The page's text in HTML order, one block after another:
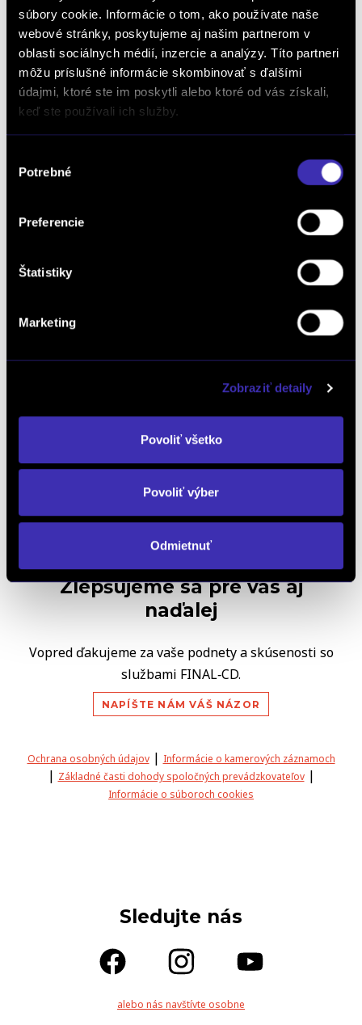
súbory cookie. Informácie o tom, ako používate naše
webové stránky, poskytujeme aj našim partnerom v
oblasti sociálnych médií, inzercie a analýzy. Títo partneri
môžu príslušné informácie skombinovať s ďalšími
údajmi, ktoré ste im poskytli alebo ktoré od vás získali,
keď ste používali ich služby.
súhlasu
Potrebné
Preferencie
Štatistiky
Marketing
Zobraziť detaily
Povoliť všetko
Povoliť výber
Odmietnuť
Dopyt na vozidlo
Výkup vozidiel
Zlepšujeme sa pre vás aj
naďalej
Vopred ďakujeme za vaše podnety a skúsenosti so
službami FINAL‑CD.
NAPÍŠTE NÁM VÁŠ NÁZOR
Ochrana osobných údajov| Informácie o kamerových záznamoch
| Základné časti dohody spoločných prevádzkovateľov|
Informácie o súboroch cookies
Sledujte nás
alebo nás navštívte osobne